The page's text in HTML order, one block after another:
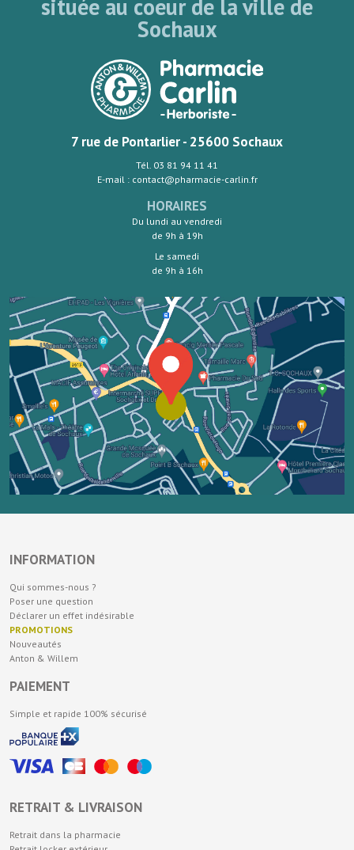
située au coeur de la ville de
Sochaux
7 rue de Pontarlier - 25600 Sochaux
Tél. 03 81 94 11 41
E-mail : contact@pharmacie-carlin.fr
HORAIRES
Du lundi au vendredi
de 9h à 19h
Le samedi
de 9h à 16h
INFORMATION
Qui sommes-nous ?
Poser une question
Déclarer un effet indésirable
PROMOTIONS
Nouveautés
Anton & Willem
PAIEMENT
Simple et rapide 100% sécurisé
RETRAIT & LIVRAISON
Retrait dans la pharmacie